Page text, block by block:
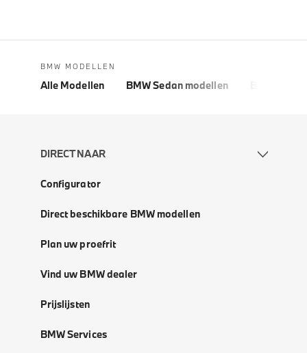
BMW MODELLEN
Alle Modellen BMW Sedan modellen
DIRECT NAAR
Configurator
Direct beschikbare BMW modellen
Plan uw proefrit
Vind uw BMW dealer
Prijslijsten
BMW Services